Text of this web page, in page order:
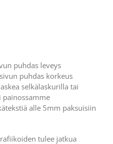
puhdas leveys
puhdas korkeus
selkälaskurilla tai
painossamme
alle 5mm paksuisiin
tulee jatkua